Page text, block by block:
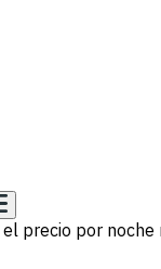
precio por